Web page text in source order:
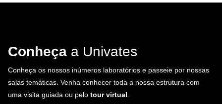
Conheça a Univates
Conheça os nossos inúmeros laboratórios e passeie por nossas
salas temáticas. Venha conhecer toda a nossa estrutura com
uma visita guiada ou pelo tour virtual.